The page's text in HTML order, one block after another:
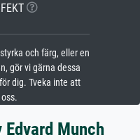
och färg, eller en
gör vi gärna dessa
dig. Tveka inte att
Munch